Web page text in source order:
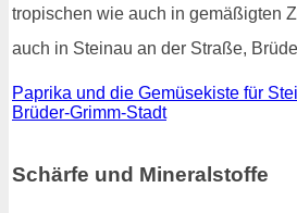
tropischen wie auch in gemäßigten
auch in Steinau an der Straße,
Paprika und die Gemüsekiste für
Brüder-Grimm-Stadt
Schärfe und Mineralstoffe